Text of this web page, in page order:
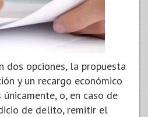
dos opciones, la propuesta
y un recargo económico
o, en caso de
de delito, remitir el